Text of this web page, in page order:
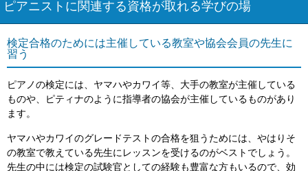
ピアニストに関連する資格が取れる学びの場
検定合格のためには主催している教室や協会会員の先生に
習う
ピアノの検定には、ヤマハやカワイ等、大手の教室が主催している
ものや、ピティナのように指導者の協会が主催しているものがあり
ます。
ヤマハやカワイのグレードテストの合格を狙うためには、やはりそ
の教室で教えている先生にレッスンを受けるのがベストでしょう。
先生の中には検定の試験官としての経験も豊富な方もいるので、効